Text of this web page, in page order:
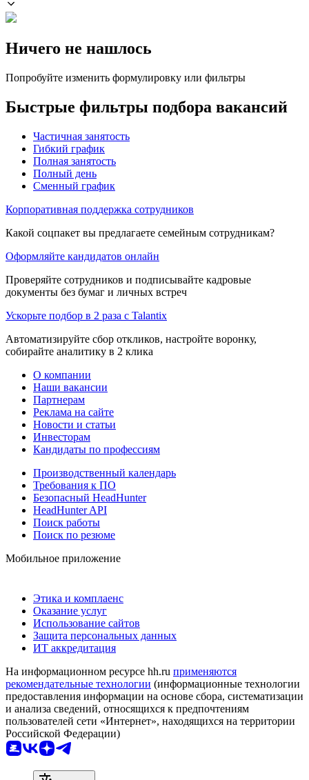
Ничего не нашлось
Попробуйте изменить формулировку или фильтры
Быстрые фильтры подбора вакансий
Частичная занятость
Гибкий график
Полная занятость
Полный день
Сменный график
Корпоративная поддержка сотрудников
Какой соцпакет вы предлагаете семейным сотрудникам?
Оформляйте кандидатов онлайн
Проверяйте сотрудников и подписывайте кадровые
документы без бумаг и личных встреч
Ускорьте подбор в 2 раза с Talantix
Автоматизируйте сбор откликов, настройте воронку,
собирайте аналитику в 2 клика
О компании
Наши вакансии
Партнерам
Реклама на сайте
Новости и статьи
Инвесторам
Кандидаты по профессиям
Производственный календарь
Требования к ПО
Безопасный HeadHunter
HeadHunter API
Поиск работы
Поиск по резюме
Мобильное приложение
Этика и комплаенс
Оказание услуг
Использование сайтов
Защита персональных данных
ИТ аккредитация
На информационном ресурсе hh.ru применяются
рекомендательные технологии (информационные технологии
предоставления информации на основе сбора, систематизации
и анализа сведений, относящихся к предпочтениям
пользователей сети «Интернет», находящихся на территории
Российской Федерации)